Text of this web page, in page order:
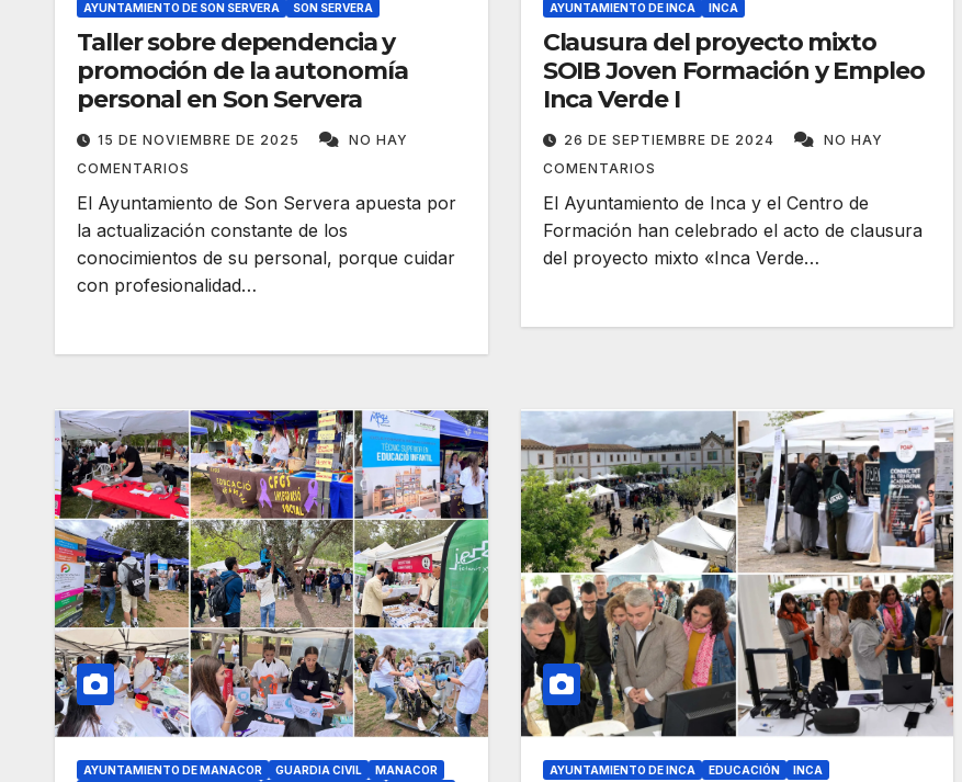
AYUNTAMIENTO DE SON SERVERA SON SERVERA
Taller sobre dependencia y
promoción de la autonomía
personal en Son Servera
15 DE NOVIEMBRE DE 2025
NO HAY
COMENTARIOS
El Ayuntamiento de Son Servera apuesta por
la actualización constante de los
conocimientos de su personal, porque cuidar
con profesionalidad…
AYUNTAMIENTO DE INCA INCA
Clausura del proyecto mixto
SOIB Joven Formación y Empleo
Inca Verde I
26 DE SEPTIEMBRE DE 2024
NO HAY
COMENTARIOS
El Ayuntamiento de Inca y el Centro de
Formación han celebrado el acto de clausura
del proyecto mixto «Inca Verde…
AYUNTAMIENTO DE MANACOR GUARDIA CIVIL
MANACOR
AYUNTAMIENTO DE INCA EDUCACIÓN INCA